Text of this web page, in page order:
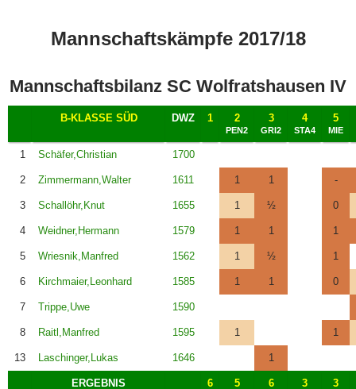
Mannschaftskämpfe 2017/18
Mannschaftsbilanz SC Wolfratshausen IV
B-KLASSE SÜD DWZ 1 2
PEN2
3
GRI2
4
STA4
5
MIE
1 Schäfer,Christian 1700
2 Zimmermann,Walter 1611 1 1 -
3 Schallöhr,Knut 1655 1 ½ 0
4 Weidner,Hermann 1579 1 1 1
5 Wriesnik,Manfred 1562 1 ½ 1
6 Kirchmaier,Leonhard 1585 1 1 0
7 Trippe,Uwe 1590
8 Raitl,Manfred 1595 1 1
13 Laschinger,Lukas 1646 1
ERGEBNIS 6 5 6 3 3